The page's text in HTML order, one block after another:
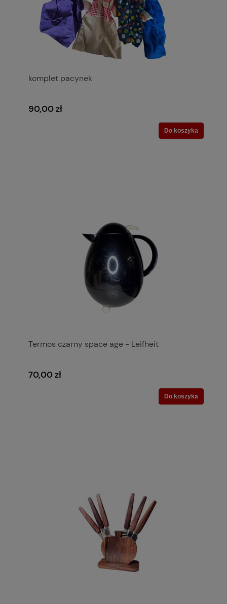
komplet pacynek
90,00 zł
Do koszyka
Termos czarny space age - Leifheit
70,00 zł
Do koszyka